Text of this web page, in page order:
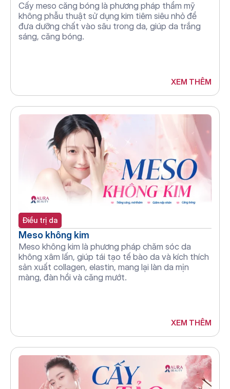
Cấy meso căng bóng là phương pháp thẩm mỹ
không phẫu thuật sử dụng kim tiêm siêu nhỏ để
đưa dưỡng chất vào sâu trong da, giúp da trắng
sáng, căng bóng.
XEM THÊM
Điều trị da
Meso không kim
Meso không kim là phương pháp chăm sóc da
không xâm lấn, giúp tái tạo tế bào da và kích thích
sản xuất collagen, elastin, mang lại làn da mịn
màng, đàn hồi và căng mướt.
XEM THÊM